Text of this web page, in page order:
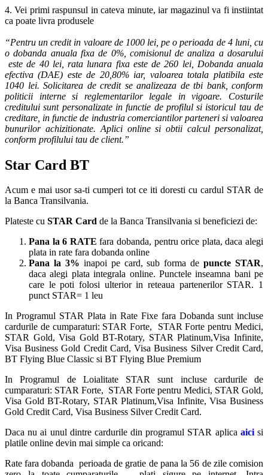
4. Vei primi raspunsul in cateva minute, iar magazinul va fi instiintat
ca poate livra produsele
“Pentru un credit in valoare de 1000 lei, pe o perioada de 4 luni, cu
o dobanda anuala fixa de 0%, comisionul de analiza a dosarului
este de 40 lei, rata lunara fixa este de 260 lei, Dobanda anuala
efectiva (DAE) este de 20,80% iar, valoarea totala platibila este
1040 lei. Solicitarea de credit se analizeaza de tbi bank, conform
politicii interne si reglementarilor legale in vigoare. Costurile
creditului sunt personalizate in functie de profilul si istoricul tau de
creditare, in functie de industria comerciantilor parteneri si valoarea
bunurilor achizitionate. Aplici online si obtii calcul personalizat,
conform profilului tau de client.”
Star Card BT
Acum e mai usor sa-ti cumperi tot ce iti doresti cu cardul STAR de
la Banca Transilvania.
Plateste cu STAR Card de la Banca Transilvania si beneficiezi de:
Pana la 6 RATE fara dobanda, pentru orice plata, daca alegi
plata in rate fara dobanda online
Pana la 3% inapoi pe card, sub forma depuncte STAR,
daca alegi plata integrala online. Punctele inseamna bani pe
care le poti folosi ulterior in reteaua partenerilor STAR. 1
punct STAR= 1 leu
In Programul STAR Plata in Rate Fixe fara Dobanda sunt incluse
cardurile de cumparaturi: STAR Forte, STAR Forte pentru Medici,
STAR Gold, Visa Gold BT-Rotary, STAR Platinum,Visa Infinite,
Visa Business Gold Credit Card, Visa Business Silver Credit Card,
BT Flying Blue Classic si BT Flying Blue Premium
In Programul de Loialitate STAR sunt incluse cardurile de
cumparaturi: STAR Forte, STAR Forte pentru Medici, STAR Gold,
Visa Gold BT-Rotary, STAR Platinum,Visa Infinite, Visa Business
Gold Credit Card, Visa Business Silver Credit Card.
Daca nu ai unul dintre cardurile din programul STAR aplica aicisi
platile online devin mai simple ca oricand:
Rate fara dobanda perioada de gratie de pana la 56 de zile comision